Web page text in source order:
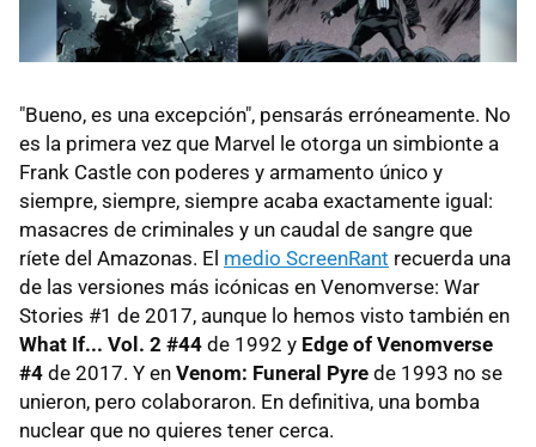
"Bueno, es una excepción", pensarás erróneamente. No
es la primera vez que Marvel le otorga un simbionte a
Frank Castle con poderes y armamento único y
siempre, siempre, siempre acaba exactamente igual:
masacres de criminales y un caudal de sangre que
ríete del Amazonas. El medio ScreenRant recuerda una
de las versiones más icónicas en Venomverse: War
Stories #1 de 2017, aunque lo hemos visto también en
What If... Vol. 2 #44 de 1992 y Edge of Venomverse
#4 de 2017. Y en Venom: Funeral Pyre de 1993 no se
unieron, pero colaboraron. En definitiva, una bomba
nuclear que no quieres tener cerca.